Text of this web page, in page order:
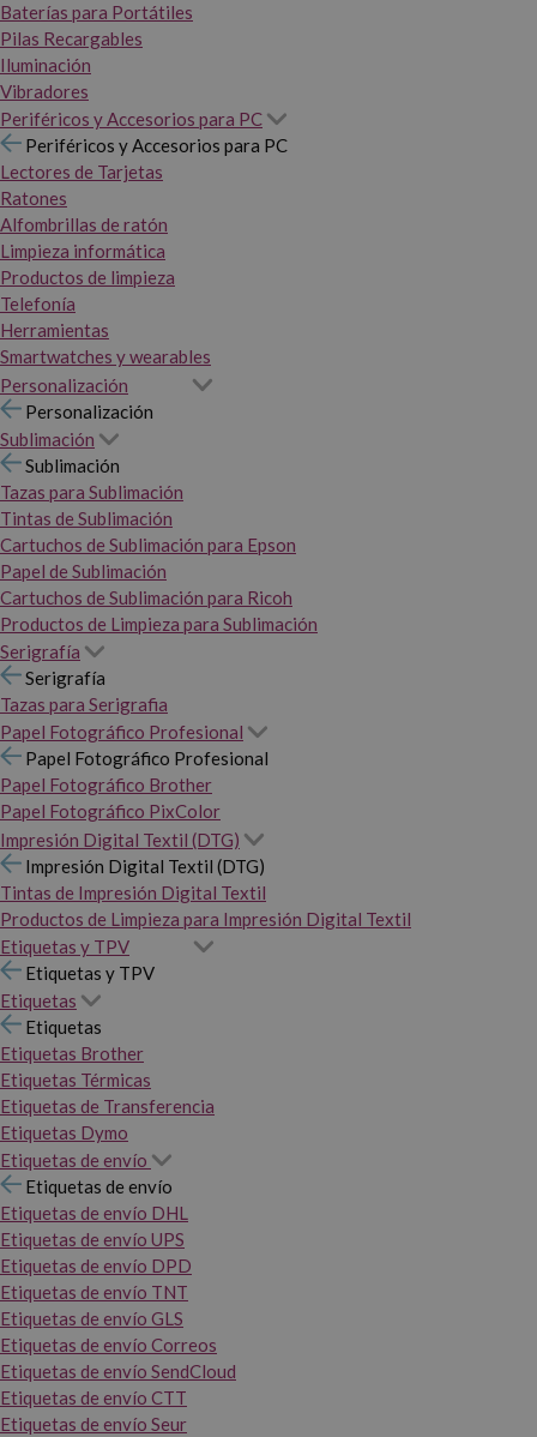
Baterías para Portátiles
Pilas Recargables
Iluminación
Vibradores
Periféricos y Accesorios para PC
Periféricos y Accesorios para PC
Lectores de Tarjetas
Ratones
Alfombrillas de ratón
Limpieza informática
Productos de limpieza
Telefonía
Herramientas
Smartwatches y wearables
Personalización
Personalización
Sublimación
Sublimación
Tazas para Sublimación
Tintas de Sublimación
Cartuchos de Sublimación para Epson
Papel de Sublimación
Cartuchos de Sublimación para Ricoh
Productos de Limpieza para Sublimación
Serigrafía
Serigrafía
Tazas para Serigrafia
Papel Fotográfico Profesional
Papel Fotográfico Profesional
Papel Fotográfico Brother
Papel Fotográfico PixColor
Impresión Digital Textil (DTG)
Impresión Digital Textil (DTG)
Tintas de Impresión Digital Textil
Productos de Limpieza para Impresión Digital Textil
Etiquetas y TPV
Etiquetas y TPV
Etiquetas
Etiquetas
Etiquetas Brother
Etiquetas Térmicas
Etiquetas de Transferencia
Etiquetas Dymo
Etiquetas de envío
Etiquetas de envío
Etiquetas de envío DHL
Etiquetas de envío UPS
Etiquetas de envío DPD
Etiquetas de envío TNT
Etiquetas de envío GLS
Etiquetas de envío Correos
Etiquetas de envío SendCloud
Etiquetas de envío CTT
Etiquetas de envío Seur